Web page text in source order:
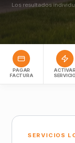
Los resultados
PAGAR
FACTURA
ACTIVAR
SERVICIO
SERVICIOS